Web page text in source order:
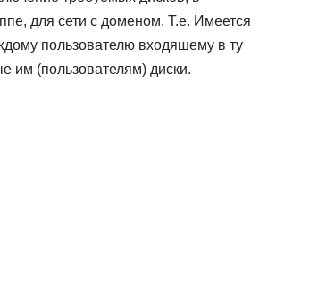
для сети с доменом. Т.е. Имеется
пользователю входяшему в ту
им (пользователям) диски.